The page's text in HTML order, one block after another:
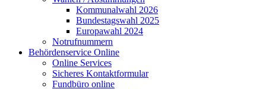
Kommunalwahl 2026
Bundestagswahl 2025
Europawahl 2024
Notrufnummern
Behördenservice Online
Online Services
Sicheres Kontaktformular
Fundbüro online